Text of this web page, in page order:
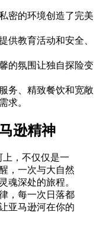
密的环境创造了完美
供教育活动和安全、
的氛围让独自探险变
务、精致餐饮和宽敞
求。
逊精神
，不仅仅是一
，一次与大自然
魂深处的旅程。
，每一次日落都
亚马逊河在你的